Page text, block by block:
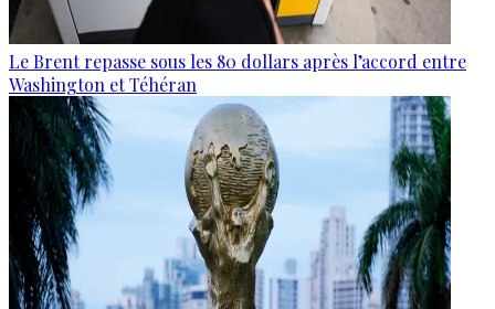
Le Brent repasse sous les 80 dollars après l’accord entre
Washington et Téhéran